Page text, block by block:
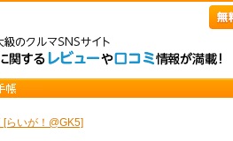
らいが！@GK5]